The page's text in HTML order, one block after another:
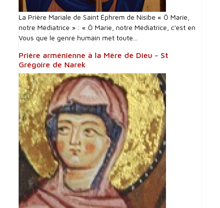
La Prière Mariale de Saint Éphrem de Nisibe « Ô Marie,
notre Médiatrice » : « Ô Marie, notre Médiatrice, c'est en
Vous que le genre humain met toute...
Prière arménienne à la Mère de Dieu - St
Grégoire de Narek